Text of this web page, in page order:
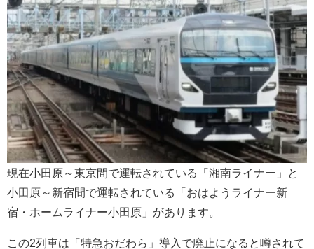
現在小田原～東京間で運転されている「湘南ライナー」と
小田原～新宿間で運転されている「おはようライナー新
宿・ホームライナー小田原」があります。
この2列車は「特急おだわら」導入で廃止になると噂されて